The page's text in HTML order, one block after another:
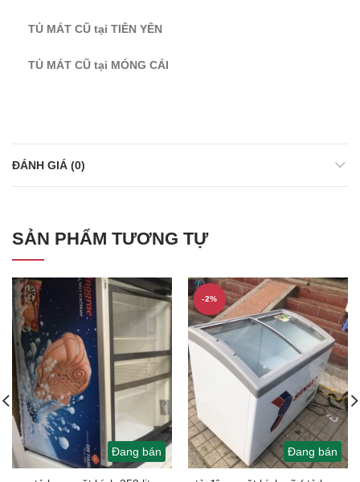
TỦ MÁT CŨ tại TIÊN YÊN
TỦ MÁT CŨ tại MÓNG CÁI
ĐÁNH GIÁ (0)
SẢN PHẨM TƯƠNG TỰ
Đang bán Đang bán
-2%